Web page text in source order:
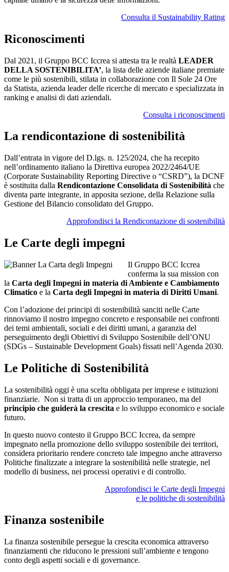
Consulta il Sustainability Rating
Riconoscimenti
Dal 2021, il Gruppo BCC Iccrea si attesta tra le realtà LEADER
DELLA SOSTENIBILITA’, la lista delle aziende italiane premiate
come le più sostenibili, stilata in collaborazione con Il Sole 24 Ore
da Statista, azienda leader delle ricerche di mercato e specializzata in
ranking e analisi di dati aziendali.
Consulta i riconoscimenti
La rendicontazione di sostenibilità
Dall’entrata in vigore del D.lgs. n. 125/2024, che ha recepito
nell’ordinamento italiano la Direttiva europea 2022/2464/UE
(Corporate Sustainability Reporting Directive o “CSRD”), la DCNF
è sostituita dalla Rendicontazione Consolidata di Sostenibilità che
diventa parte integrante, in apposita sezione, della Relazione sulla
Gestione del Bilancio consolidato del Gruppo.
Approfondisci la Rendicontazione di sostenibilità
Le Carte degli impegni
Il Gruppo BCC Iccrea
conferma la sua mission con
la Carta degli Impegni in materia di Ambiente e Cambiamento
Climatico e la Carta degli Impegni in materia di Diritti Umani.
Con l’adozione dei principi di sostenibilità sanciti nelle Carte
rinnoviamo il nostro impegno concreto e responsabile nei confronti
dei temi ambientali, sociali e dei diritti umani, a garanzia del
perseguimento degli Obiettivi di Sviluppo Sostenibile dell’ONU
(SDGs – Sustainable Development Goals) fissati nell’Agenda 2030.
Le Politiche di Sostenibilità
La sostenibilità oggi è una scelta obbligata per imprese e istituzioni
finanziarie. Non si tratta di un approccio temporaneo, ma del
principio che guiderà la crescita e lo sviluppo economico e sociale
futuro.
In questo nuovo contesto il Gruppo BCC Iccrea, da sempre
impegnato nella promozione dello sviluppo sostenibile dei territori,
considera prioritario rendere concreto tale impegno anche attraverso
Politiche finalizzate a integrare la sostenibilità nelle strategie, nel
modello di business, nei processi operativi e di controllo.
Approfondisci le Carte degli Impegni
e le politiche di sostenibilità
Finanza sostenibile
La finanza sostenibile persegue la crescita economica attraverso
finanziamenti che riducono le pressioni sull’ambiente e tengono
conto degli aspetti sociali e di governance.